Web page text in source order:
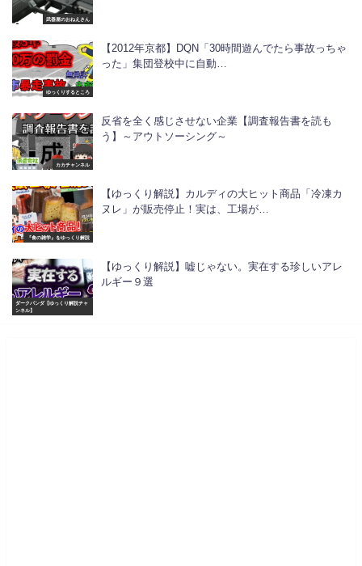
武器屋のおねえさん
ゆっくりするところ
【2012年京都】DQN「30時間遊んでたら事故っちゃ
った」集団登校中に自動…
カカチャンネル
反省を全く感じさせない企業【調査報告書を読も
う】～アウトソーシング～
『食の雑学』をゆっくり解説
【ゆっくり解説】カルディの大ヒット商品「冷凍カ
ヌレ」が販売停止！実は、工場が…
ダークパンダ【ゆっくり解説チャ
ンネル】
【ゆっくり解説】嘘じゃない。実在する珍しいアレ
ルギー９選